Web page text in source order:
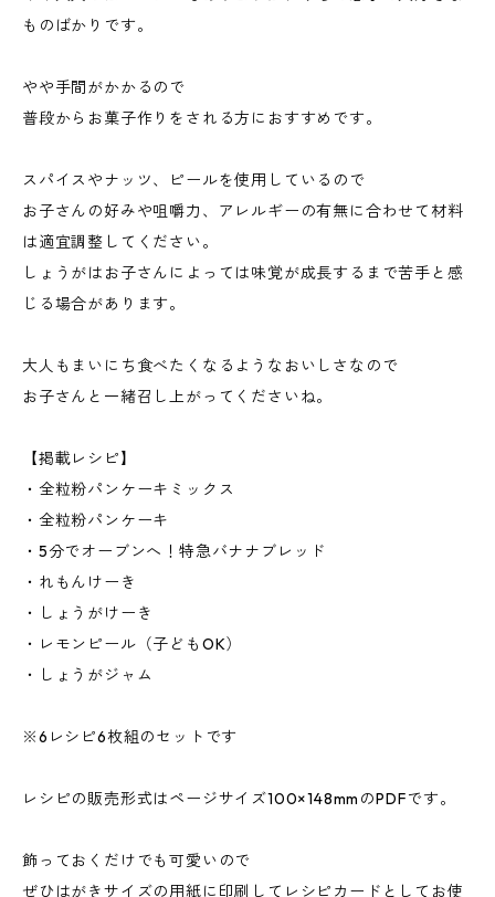
ものばかりです。
やや手間がかかるので
普段からお菓子作りをされる方におすすめです。
スパイスやナッツ、ピールを使用しているので
お子さんの好みや咀嚼力、アレルギーの有無に合わせて材料
は適宜調整してください。
しょうがはお子さんによっては味覚が成長するまで苦手と感
じる場合があります。
大人もまいにち食べたくなるようなおいしさなので
お子さんと一緒召し上がってくださいね。
【掲載レシピ】
・全粒粉パンケーキミックス
・全粒粉パンケーキ
・5分でオーブンへ！特急バナナブレッド
・れもんけーき
・しょうがけーき
・レモンピール（子どもOK）
・しょうがジャム
※6レシピ6枚組のセットです
レシピの販売形式はページサイズ100×148mmのPDFです。
飾っておくだけでも可愛いので
ぜひはがきサイズの用紙に印刷してレシピカードとしてお使